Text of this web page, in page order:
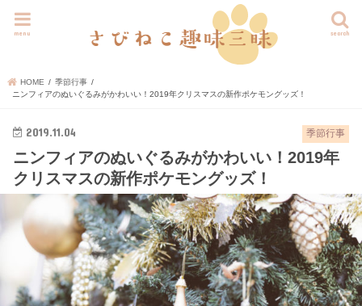
search
menu
HOME
季節行事
ニンフィアのぬいぐるみがかわいい！2019年クリスマスの新作ポケモングッズ！
季節行事
2019.11.04
ニンフィアのぬいぐるみがかわいい！2019年
クリスマスの新作ポケモングッズ！